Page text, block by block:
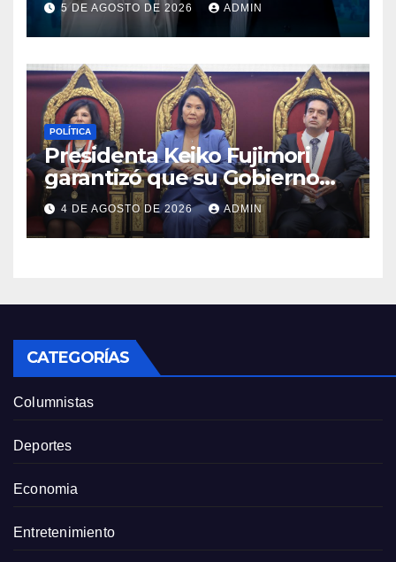
Aliaga
5 DE AGOSTO DE 2026 ADMIN
POLÍTICA
Presidenta Keiko Fujimori
garantizó que su Gobierno
respetará la separación de
poderes
4 DE AGOSTO DE 2026 ADMIN
CATEGORÍAS
Columnistas
Deportes
Economia
Entretenimiento